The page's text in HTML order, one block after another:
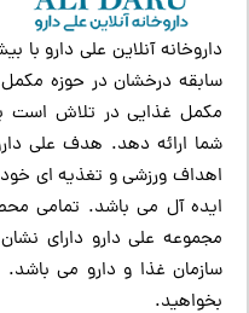
داروخانه آنلاین علی دارو
سابقه درخشان در حوزه مکمل
مکمل غذایی در تلاش است
شما ارائه دهد. هدف علی
اهداف ورزشی و تغذیه ای
ایده آل می باشد. تمامی
مجموعه علی دارو دارای
سازمان غذا و دارو می باشد.
بخواهید.